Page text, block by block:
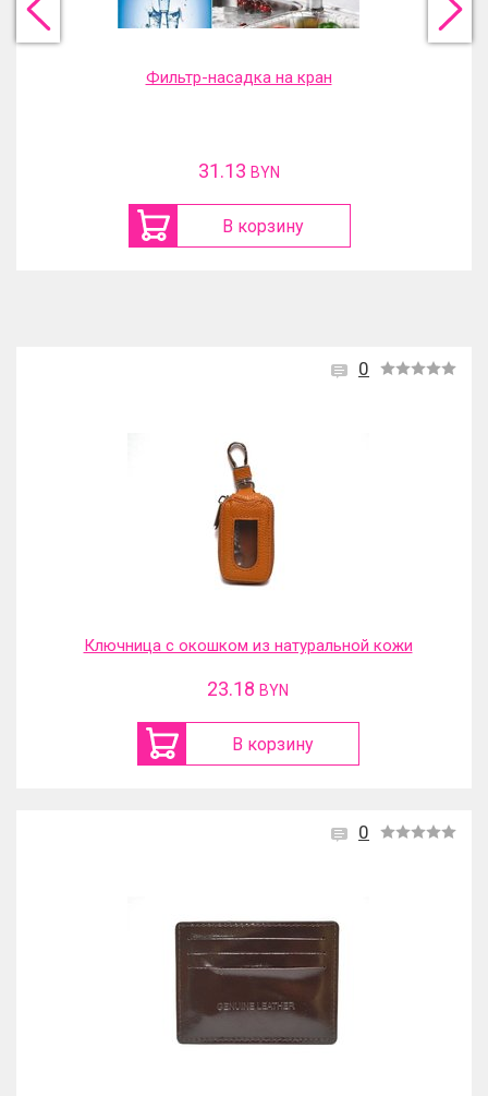
Фильтр-насадка на кран
31.13 BYN
В корзину
0
Ключница с окошком из натуральной кожи
23.18 BYN
В корзину
0